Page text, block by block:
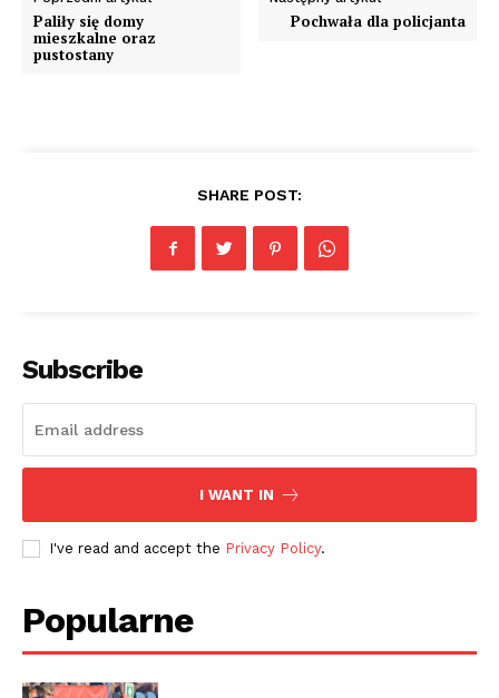
Paliły się domy
mieszkalne oraz
pustostany
Pochwała dla policjanta
SHARE POST:
Subscribe
I WANT IN
I've read and accept the Privacy Policy.
Popularne